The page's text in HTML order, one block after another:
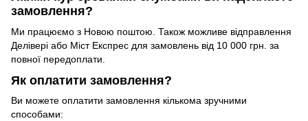
замовлення?
Ми працюємо з Новою поштою. Також можливе відправлення
Делівері або Міст Експрес для замовлень від 10 000 грн. за
повної передоплати.
Як оплатити замовлення?
Ви можете оплатити замовлення кількома зручними
способами: